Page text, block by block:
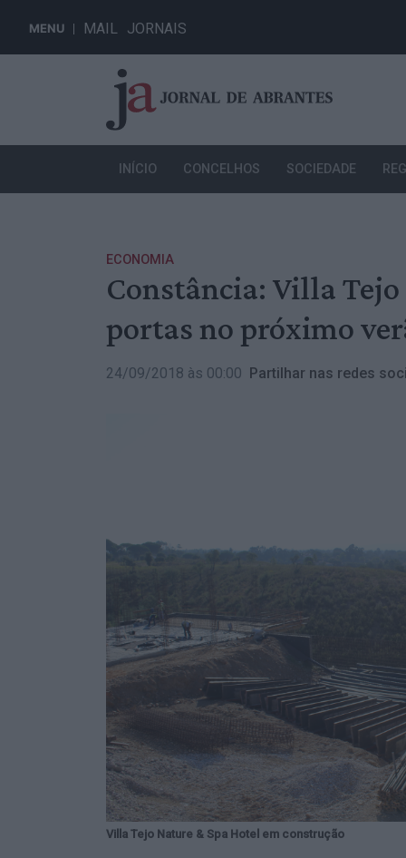
MENU MAIL JORNAIS
INÍCIO CONCELHOS SOCIEDADE
ECONOMIA
Constância: Villa
portas no próximo
24/09/2018 às 00:00 Partilhar nas redes
Villa Tejo Nature & Spa Hotel em construção